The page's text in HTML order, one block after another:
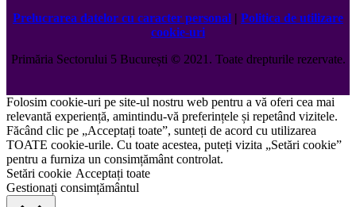
Prelucrarea datelor cu caracter personal | Politica de utilizare
cookie-uri
Primăria Sectorului 5 București ©️2021. Toate drepturile rezervate.
Folosim cookie-uri pe site-ul nostru web pentru a vă oferi cea mai
relevantă experiență, amintindu-vă preferințele și repetând vizitele.
Făcând clic pe „Acceptați toate”, sunteți de acord cu utilizarea
TOATE cookie-urile. Cu toate acestea, puteți vizita „Setări cookie”
pentru a furniza un consimțământ controlat.
Setări cookie Acceptați toate
Gestionați consimțământul